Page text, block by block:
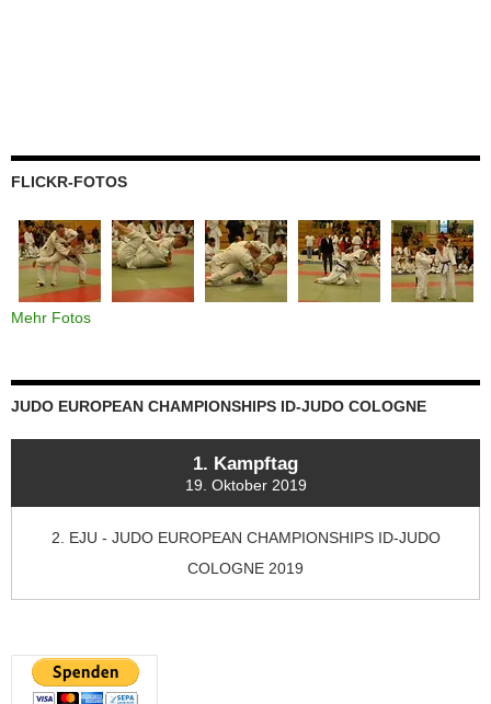
FLICKR-FOTOS
Mehr Fotos
JUDO EUROPEAN CHAMPIONSHIPS ID-JUDO COLOGNE
1. Kampftag
19. Oktober 2019
2. EJU - JUDO EUROPEAN CHAMPIONSHIPS ID-JUDO
COLOGNE 2019